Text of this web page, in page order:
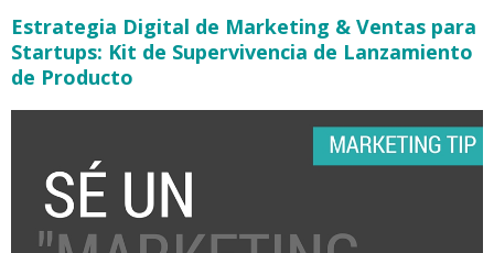
Estrategia Digital de Marketing & Ventas para
Startups: Kit de Supervivencia de Lanzamiento
de Producto